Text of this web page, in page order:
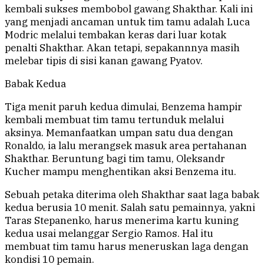
kembali sukses membobol gawang Shakthar. Kali ini
yang menjadi ancaman untuk tim tamu adalah Luca
Modric melalui tembakan keras dari luar kotak
penalti Shakthar. Akan tetapi, sepakannnya masih
melebar tipis di sisi kanan gawang Pyatov.
Babak Kedua
Tiga menit paruh kedua dimulai, Benzema hampir
kembali membuat tim tamu tertunduk melalui
aksinya. Memanfaatkan umpan satu dua dengan
Ronaldo, ia lalu merangsek masuk area pertahanan
Shakthar. Beruntung bagi tim tamu, Oleksandr
Kucher mampu menghentikan aksi Benzema itu.
Sebuah petaka diterima oleh Shakthar saat laga babak
kedua berusia 10 menit. Salah satu pemainnya, yakni
Taras Stepanenko, harus menerima kartu kuning
kedua usai melanggar Sergio Ramos. Hal itu
membuat tim tamu harus meneruskan laga dengan
kondisi 10 pemain.